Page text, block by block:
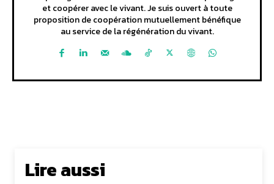
et coopérer avec le vivant. Je suis ouvert à toute
proposition de coopération mutuellement bénéfique
au service de la régénération du vivant.
Lire aussi